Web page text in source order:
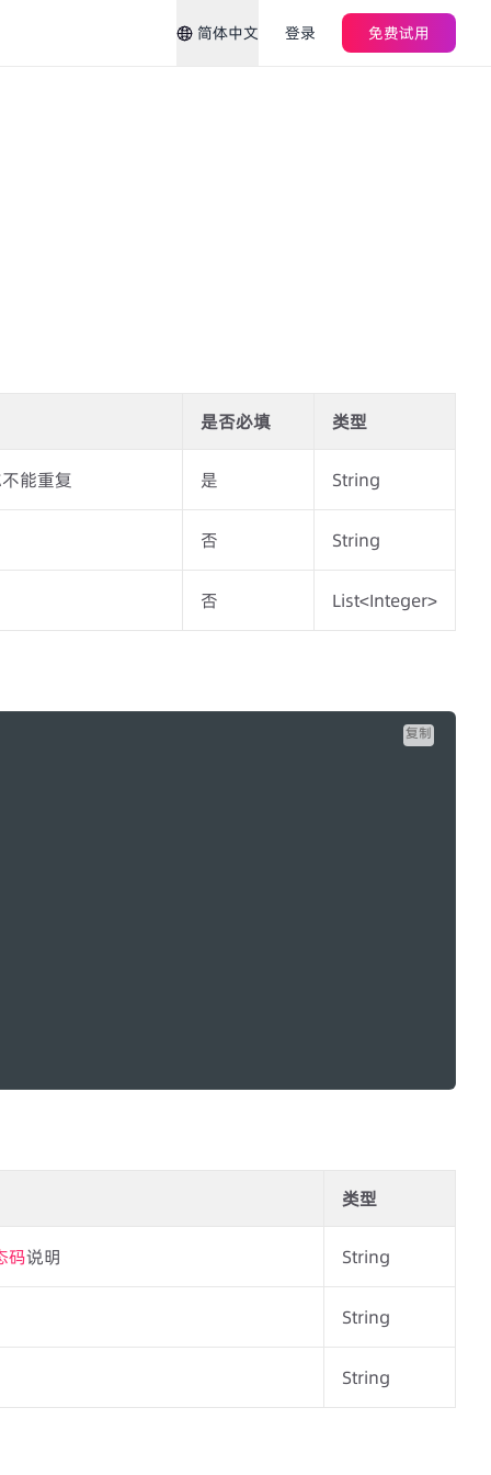
简体中文 登录 免费试用
是否必填 类型
能重复 是 String
否 String
否 List<Integer>
复制
类型
码说明 String
String
String